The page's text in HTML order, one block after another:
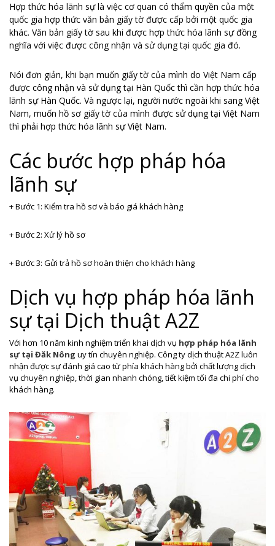
Hợp thức hóa lãnh sự là việc cơ quan có thẩm quyền của một
quốc gia hợp thức văn bản giấy tờ được cấp bởi một quốc gia
khác. Văn bản giấy tờ sau khi được hợp thức hóa lãnh sự đồng
nghĩa với việc được công nhận và sử dụng tại quốc gia đó.
Nói đơn giản, khi bạn muốn giấy tờ của mình do Việt Nam cấp
được công nhận và sử dụng tại Hàn Quốc thì cần hợp thức hóa
lãnh sự Hàn Quốc. Và ngược lại, người nước ngoài khi sang Việt
Nam, muốn hồ sơ giấy tờ của mình được sử dụng tại Việt Nam
thì phải hợp thức hóa lãnh sự Việt Nam.
Các bước hợp pháp hóa
lãnh sự
+ Bước 1: Kiểm tra hồ sơ và báo giá khách hàng
+ Bước 2: Xử lý hồ sơ
+ Bước 3: Gửi trả hồ sơ hoàn thiện cho khách hàng
Dịch vụ hợp pháp hóa lãnh
sự tại Dịch thuật A2Z
Với hơn 10 năm kinh nghiệm triển khai dịch vụ hợp pháp hóa lãnh
sự tại Đăk Nông uy tín chuyên nghiệp. Công ty dịch thuật A2Z luôn
nhận được sự đánh giá cao từ phía khách hàng bởi chất lượng dịch
vụ chuyên nghiệp, thời gian nhanh chóng, tiết kiệm tối đa chi phí cho
khách hàng.